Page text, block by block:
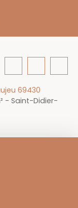
69430
- Saint-Didier-